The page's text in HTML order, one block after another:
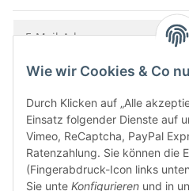
Bitte senden Sie mir entsprechend Ihrer
Wie wir Cookies & Co
Durch Klicken auf „Alle
Einsatz folgender Dienste auf
Vimeo, ReCaptcha, PayPal
Ratenzahlung. Sie können die
(Fingerabdruck-Icon links
Sie unte Konfigurieren und in